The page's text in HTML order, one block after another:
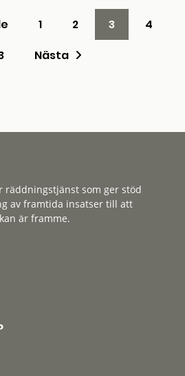
1 2 3
4
Nästa
räddningstjänst som ger stöd
av framtida insatser till att
är framme.